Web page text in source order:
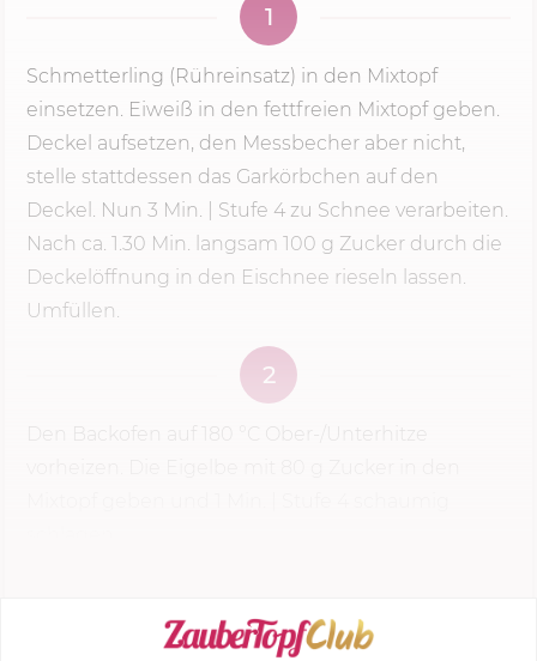
1
Schmetterling (Rühreinsatz) in den Mixtopf
einsetzen. Eiweiß in den fettfreien Mixtopf geben.
Deckel aufsetzen, den Messbecher aber nicht,
stelle stattdessen das Garkörbchen auf den
Deckel. Nun 3 Min. Stufe 4 zu Schnee verarbeiten.
Nach ca. 1.30 Min. langsam 100 g Zucker durch die
Deckelöffnung in den Eischnee rieseln lassen.
Umfüllen.
2
180 °C
Ober-/Unterhitze
KOCHMODUS STARTEN